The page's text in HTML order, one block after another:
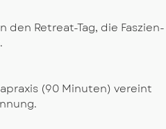
Retreat-Tag, die Faszien-
(90 Minuten) vereint